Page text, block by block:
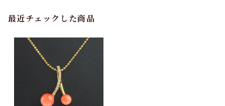
最近チェックした商品